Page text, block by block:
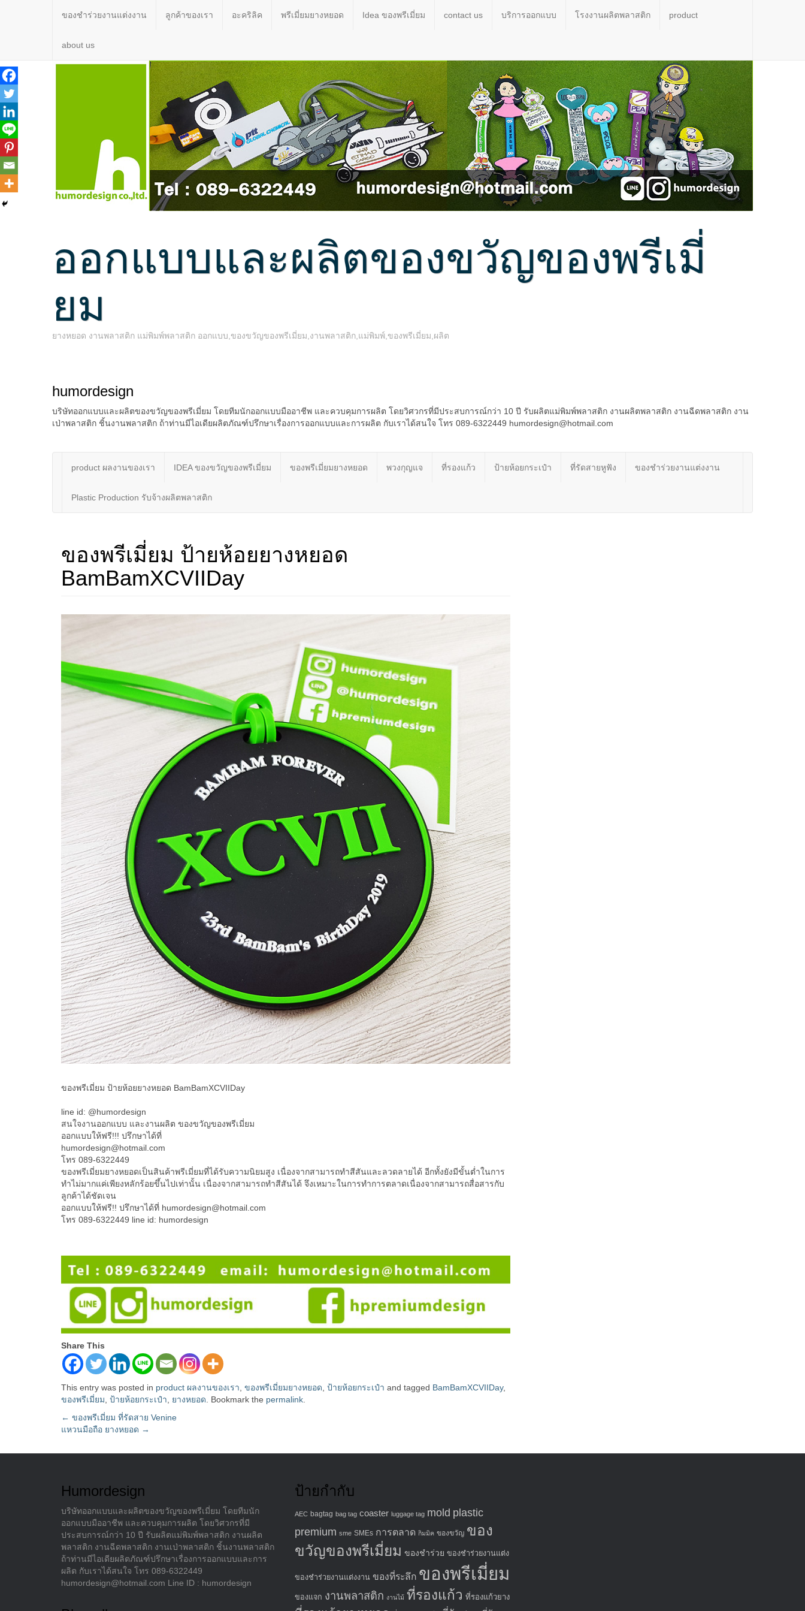
ของชำร่วยงานแต่งงาน ลูกค้าของเรา อะคริลิค พรีเมี่ยมยางหยอด Idea ของพรีเมี่ยม contact us บริการออกแบบ โรงงานผลิตพลาสติก product
about us
ออกแบบและผลิตของขวัญของพรีเมี่
ยม
ยางหยอด งานพลาสติก แม่พิมพ์พลาสติก ออกแบบ,ของขวัญของพรีเมี่ยม,งานพลาสติก,แม่พิมพ์,ของพรีเมี่ยม,ผลิต
humordesign
บริษัทออกแบบและผลิตของขวัญของพรีเมี่ยม โดยทีมนักออกแบบมืออาชีพ และควบคุมการผลิต โดยวิศวกรที่มีประสบการณ์กว่า 10 ปี รับผลิตแม่พิมพ์พลาสติก งานผลิตพลาสติก งานฉีดพลาสติก งาน
เป่าพลาสติก ชิ้นงานพลาสติก ถ้าท่านมีไอเดียผลิตภัณฑ์ปรึกษาเรื่องการออกแบบและการผลิต กับเราได้สนใจ โทร 089-6322449 humordesign@hotmail.com
product ผลงานของเรา IDEA ของขวัญของพรีเมี่ยม ของพรีเมี่ยมยางหยอด พวงกุญแจ ที่รองแก้ว ป้ายห้อยกระเป๋า ที่รัดสายหูฟัง ของชำร่วยงานแต่งงาน
Plastic Production รับจ้างผลิตพลาสติก
ของพรีเมี่ยม ป้ายห้อยยางหยอด
BamBamXCVIIDay
ของพรีเมี่ยม ป้ายห้อยยางหยอด BamBamXCVIIDay
line id: @humordesign
สนใจงานออกแบบ และงานผลิต ของขวัญของพรีเมี่ยม
ออกแบบให้ฟรี!!! ปรึกษาได้ที่
humordesign@hotmail.com
โทร 089-6322449
ของพรีเมี่ยมยางหยอดเป็นสินค้าพรีเมี่ยมที่ได้รับความนิยมสูง เนื่องจากสามารถทำสีสันและลวดลายได้ อีกทั้งยังมีขั้นต่ำในการ
ทำไม่มากแค่เพียงหลักร้อยขึ้นไปเท่านั้น เนื่องจากสามารถทำสีสันได้ จึงเหมาะในการทำการตลาดเนื่องจากสามารถสื่อสารกับ
ลูกค้าได้ชัดเจน
ออกแบบให้ฟรี!! ปรึกษาได้ที่ humordesign@hotmail.com
โทร 089-6322449 line id: humordesign
Share This
This entry was posted in product ผลงานของเรา ของพรีเมี่ยมยางหยอด ป้ายห้อยกระเป๋า and tagged BamBamXCVIIDay,
ของพรีเมี่ยม ป้ายห้อยกระเป๋า ยางหยอด . Bookmark the permalink
Post
← ของพรีเมี่ยม ที่รัดสาย Venine
แหวนมือถือ ยางหยอด →
Humordesign
บริษัทออกแบบและผลิตของขวัญของพรีเมี่ยม โดยทีมนัก
ออกแบบมืออาชีพ และควบคุมการผลิต โดยวิศวกรที่มี
ประสบการณ์กว่า 10 ปี รับผลิตแม่พิมพ์พลาสติก งานผลิต
พลาสติก งานฉีดพลาสติก งานเป่าพลาสติก ชิ้นงานพลาสติก
ถ้าท่านมีไอเดียผลิตภัณฑ์ปรึกษาเรื่องการออกแบบและการ
ผลิต กับเราได้สนใจ โทร 089-6322449
humordesign@hotmail.com Line ID : humordesign
ป้ายกำกับ
AEC bagtag bag tag coaster luggage tag mold plastic
premium sme SMEs การตลาด กิมมิค ของขวัญ ของ
ขวัญของพรีเมี่ยม ของชำร่วย ของชำร่วยงานแต่ง
ของชำร่วยงานแต่งงาน ของที่ระลึก ของพรีเมี่ยม
ของแจก งานพลาสติก งานไม้ ที่รองแก้ว ที่รองแก้วยาง